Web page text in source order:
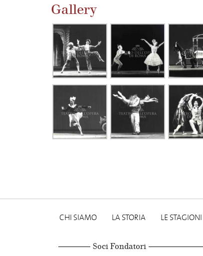
Gallery
CHI SIAMO LA STORIA LE STAGIONI
Soci Fondatori